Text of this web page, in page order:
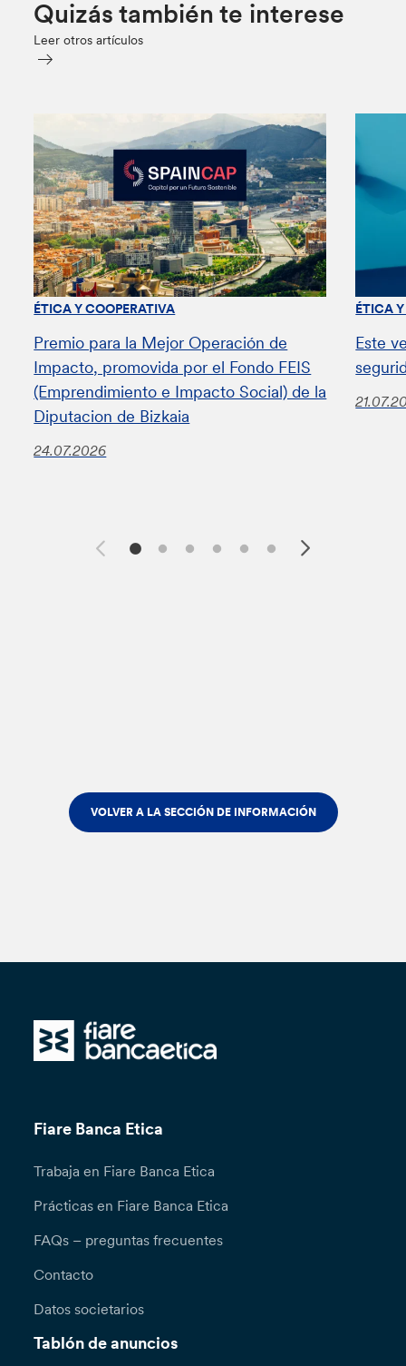
Quizás también te interese
Leer otros artículos
ÉTICA Y COOPERATIVA
Premio para la Mejor Operación de
Impacto, promovida por el Fondo FEIS
(Emprendimiento e Impacto Social) de la
Diputacion de Bizkaia
24.07.2026
ÉTICA
Este
VOLVER A LA SECCIÓN DE INFORMACIÓN
Fiare Banca Etica
Trabaja en Fiare Banca Etica
Prácticas en Fiare Banca Etica
FAQs – preguntas frecuentes
Contacto
Datos societarios
Tablón de anuncios